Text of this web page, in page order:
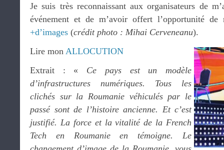
Je suis très reconnaissant aux organisateurs de
événement et de m’avoir offert l’opportunité de
+d’images (crédit photo : Mihai Cerveneanu).
Lire mon ALLOCUTION
Extrait : « Ce pays est un modèle
d’infrastructures numériques. Tous les
clichés sur la Roumanie véhiculés par le
passé sont de l’histoire ancienne. Et c’est
justifié. La force et la vitalité de la French
Tech en Roumanie en témoigne. Le